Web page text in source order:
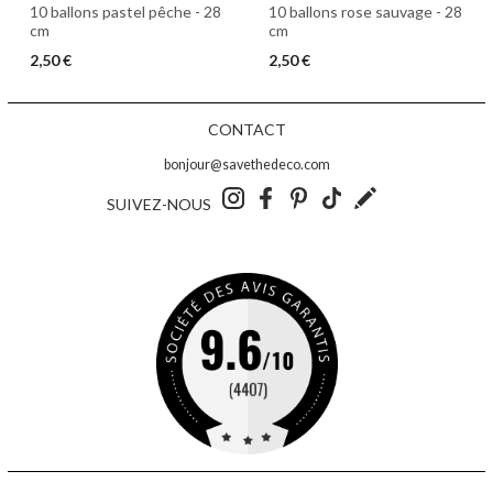
10 ballons pastel pêche - 28
cm
2,50 €
10 ballons rose sauvage - 28
cm
2,50 €
CONTACT
bonjour@savethedeco.com
SUIVEZ-NOUS